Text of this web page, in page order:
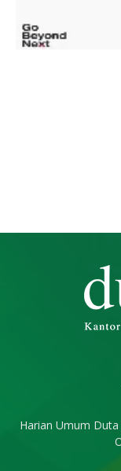
Harian Umum